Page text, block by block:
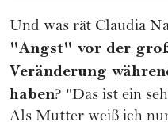
Und was rät Claudia
"Angst" vor der
Veränderung
haben? "Das ist ein
Als Mutter weiß ich